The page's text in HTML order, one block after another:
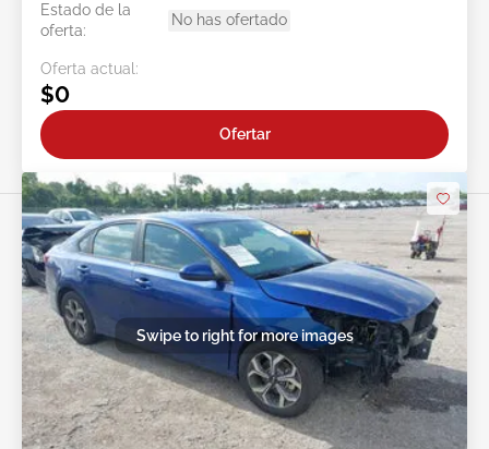
Estado de la
oferta:
No has ofertado
Oferta actual:
$0
Ofertar
Swipe to right for more images